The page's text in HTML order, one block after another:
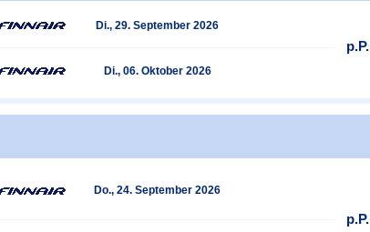
Di., 29. September 2026
Di., 06. Oktober 2026
p.P.
Do., 24. September 2026
p.P.